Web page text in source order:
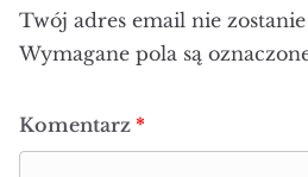
Twój adres email nie
Wymagane pola są
Komentarz *